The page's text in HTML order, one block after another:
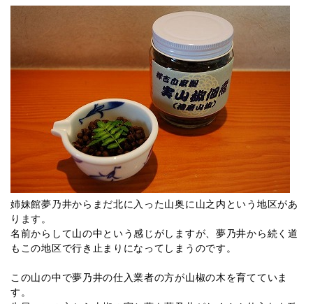
姉妹館夢乃井からまだ北に入った山奥に山之内という地区があ
ります。
名前からして山の中という感じがしますが、夢乃井から続く道
もこの地区で行き止まりになってしまうのです。
この山の中で夢乃井の仕入業者の方が山椒の木を育てていま
す。